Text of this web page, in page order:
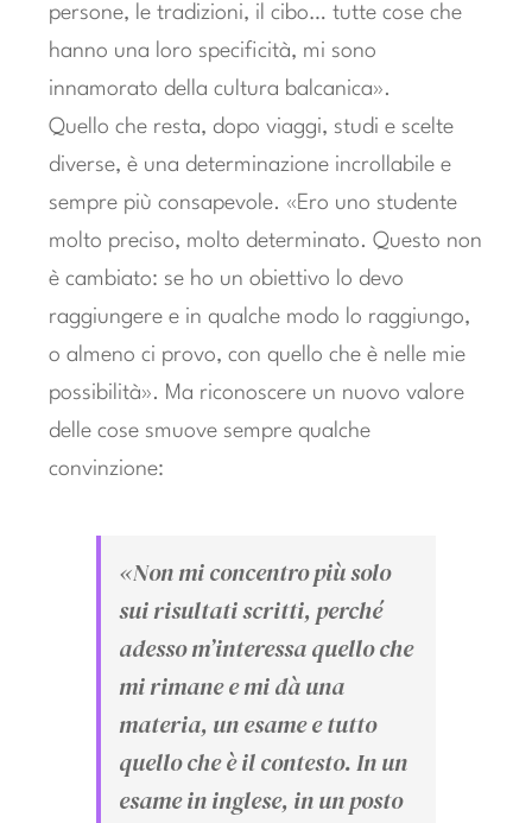
persone, le tradizioni, il cibo… tutte cose che
hanno una loro specificità, mi sono
innamorato della cultura balcanica».
Quello che resta, dopo viaggi, studi e scelte
diverse, è una determinazione incrollabile e
sempre più consapevole. «Ero uno studente
molto preciso, molto determinato. Questo non
è cambiato: se ho un obiettivo lo devo
raggiungere e in qualche modo lo raggiungo,
o almeno ci provo, con quello che è nelle mie
possibilità». Ma riconoscere un nuovo valore
delle cose smuove sempre qualche
convinzione:
«Non mi concentro più solo
sui risultati scritti, perché
adesso m’interessa quello che
mi rimane e mi dà una
materia, un esame e tutto
quello che è il contesto. In un
esame in inglese, in un posto